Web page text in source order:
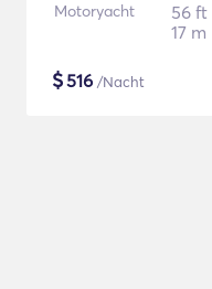
Motoryacht
56 ft
17 m
$516 /Nacht